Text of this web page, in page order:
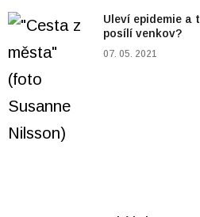
Uleví epidemie a
posílí venkov?
07. 05. 2021